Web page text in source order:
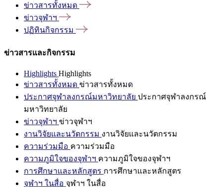
ข่าวสารทั้งหมด
ข่าวจุฬาฯ
ปฏิทินกิจกรรม
ข่าวสารและกิจกรรม
Highlights Highlights
ข่าวสารทั้งหมด ข่าวสารทั้งหมด
ประกาศจุฬาลงกรณ์มหาวิทยาลัย ประกาศจุฬาลงกรณ์
มหาวิทยาลัย
ข่าวจุฬาฯ ข่าวจุฬาฯ
งานวิจัยและนวัตกรรม งานวิจัยและนวัตกรรม
ความร่วมมือ ความร่วมมือ
ความภูมิใจของจุฬาฯ ความภูมิใจของจุฬาฯ
การศึกษาและหลักสูตร การศึกษาและหลักสูตร
จุฬาฯ ในสื่อ จุฬาฯ ในสื่อ